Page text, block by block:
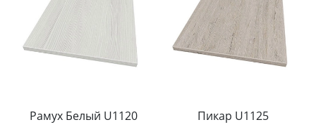
Рамух Белый U1120 Пикар U1125